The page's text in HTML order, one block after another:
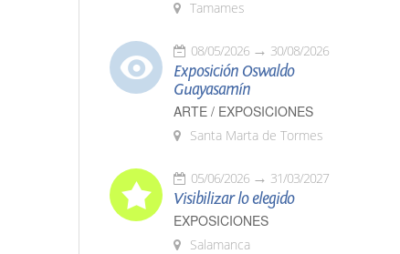
Tamames
08/05/2026 30/08/2026
Exposición Oswaldo
Guayasamín
ARTE / EXPOSICIONES
Santa Marta de Tormes
05/06/2026 31/03/2027
Visibilizar lo elegido
EXPOSICIONES
Salamanca